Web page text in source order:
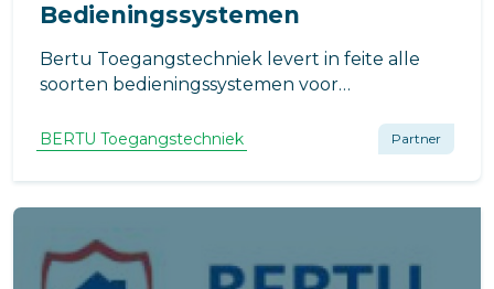
Bedieningssystemen
Bertu Toegangstechniek levert in feite alle
soorten bedieningssystemen voor
niet op onze website staan, neem dan even
BERTU Toegangstechniek Partner